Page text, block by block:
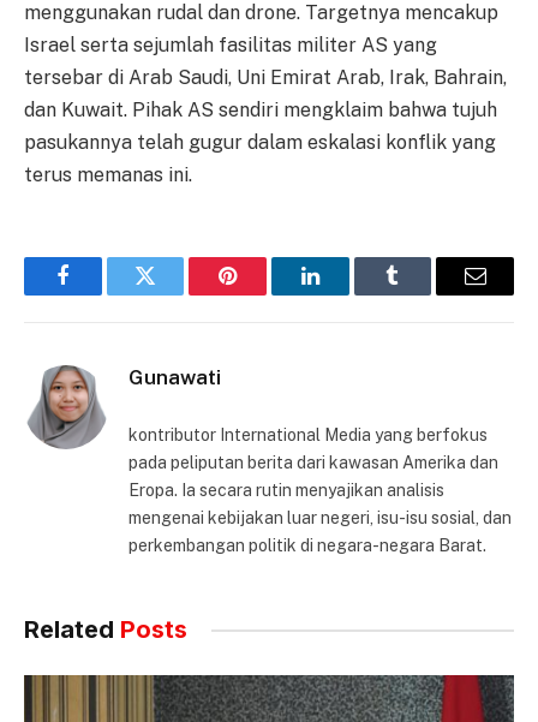
menggunakan rudal dan drone. Targetnya mencakup
Israel serta sejumlah fasilitas militer AS yang
tersebar di Arab Saudi, Uni Emirat Arab, Irak, Bahrain,
dan Kuwait. Pihak AS sendiri mengklaim bahwa tujuh
pasukannya telah gugur dalam eskalasi konflik yang
terus memanas ini.
FacebookTwitter Pinterest LinkedInTumblr Email
Gunawati
kontributor International Media yang berfokus
pada peliputan berita dari kawasan Amerika dan
Eropa. Ia secara rutin menyajikan analisis
mengenai kebijakan luar negeri, isu-isu sosial, dan
perkembangan politik di negara-negara Barat.
Related Posts